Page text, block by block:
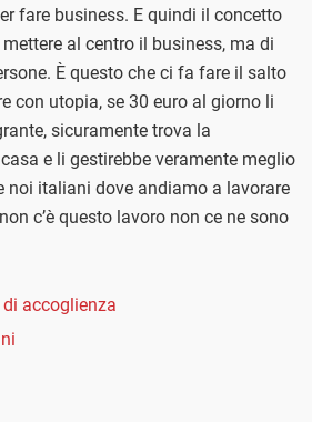
fare business. E quindi il concetto
al centro il business, ma di
È questo che ci fa fare il salto
con utopia, se 30 euro al giorno li
sicuramente trova la
e li gestirebbe veramente meglio
noi italiani dove andiamo a lavorare
c’è questo lavoro non ce ne sono
accoglienza